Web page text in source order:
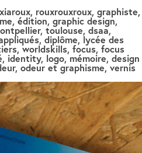
rouxrouxroux, graphiste,
édition, graphic design,
toulouse, dsaa,
diplôme, lycée des
worldskills, focus, focus
identity, logo, mémoire, design
odeur et graphisme, vernis